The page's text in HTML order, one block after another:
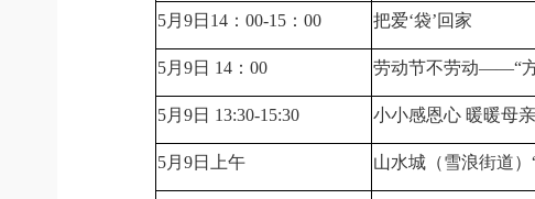
5月9日14：00-15：00 把爱‘袋’回家
5月9日 14：00 劳动节不劳动——“方
5月9日 13:30-15:30 小小感恩心 暖暖母
5月9日上午 山水城（雪浪街道